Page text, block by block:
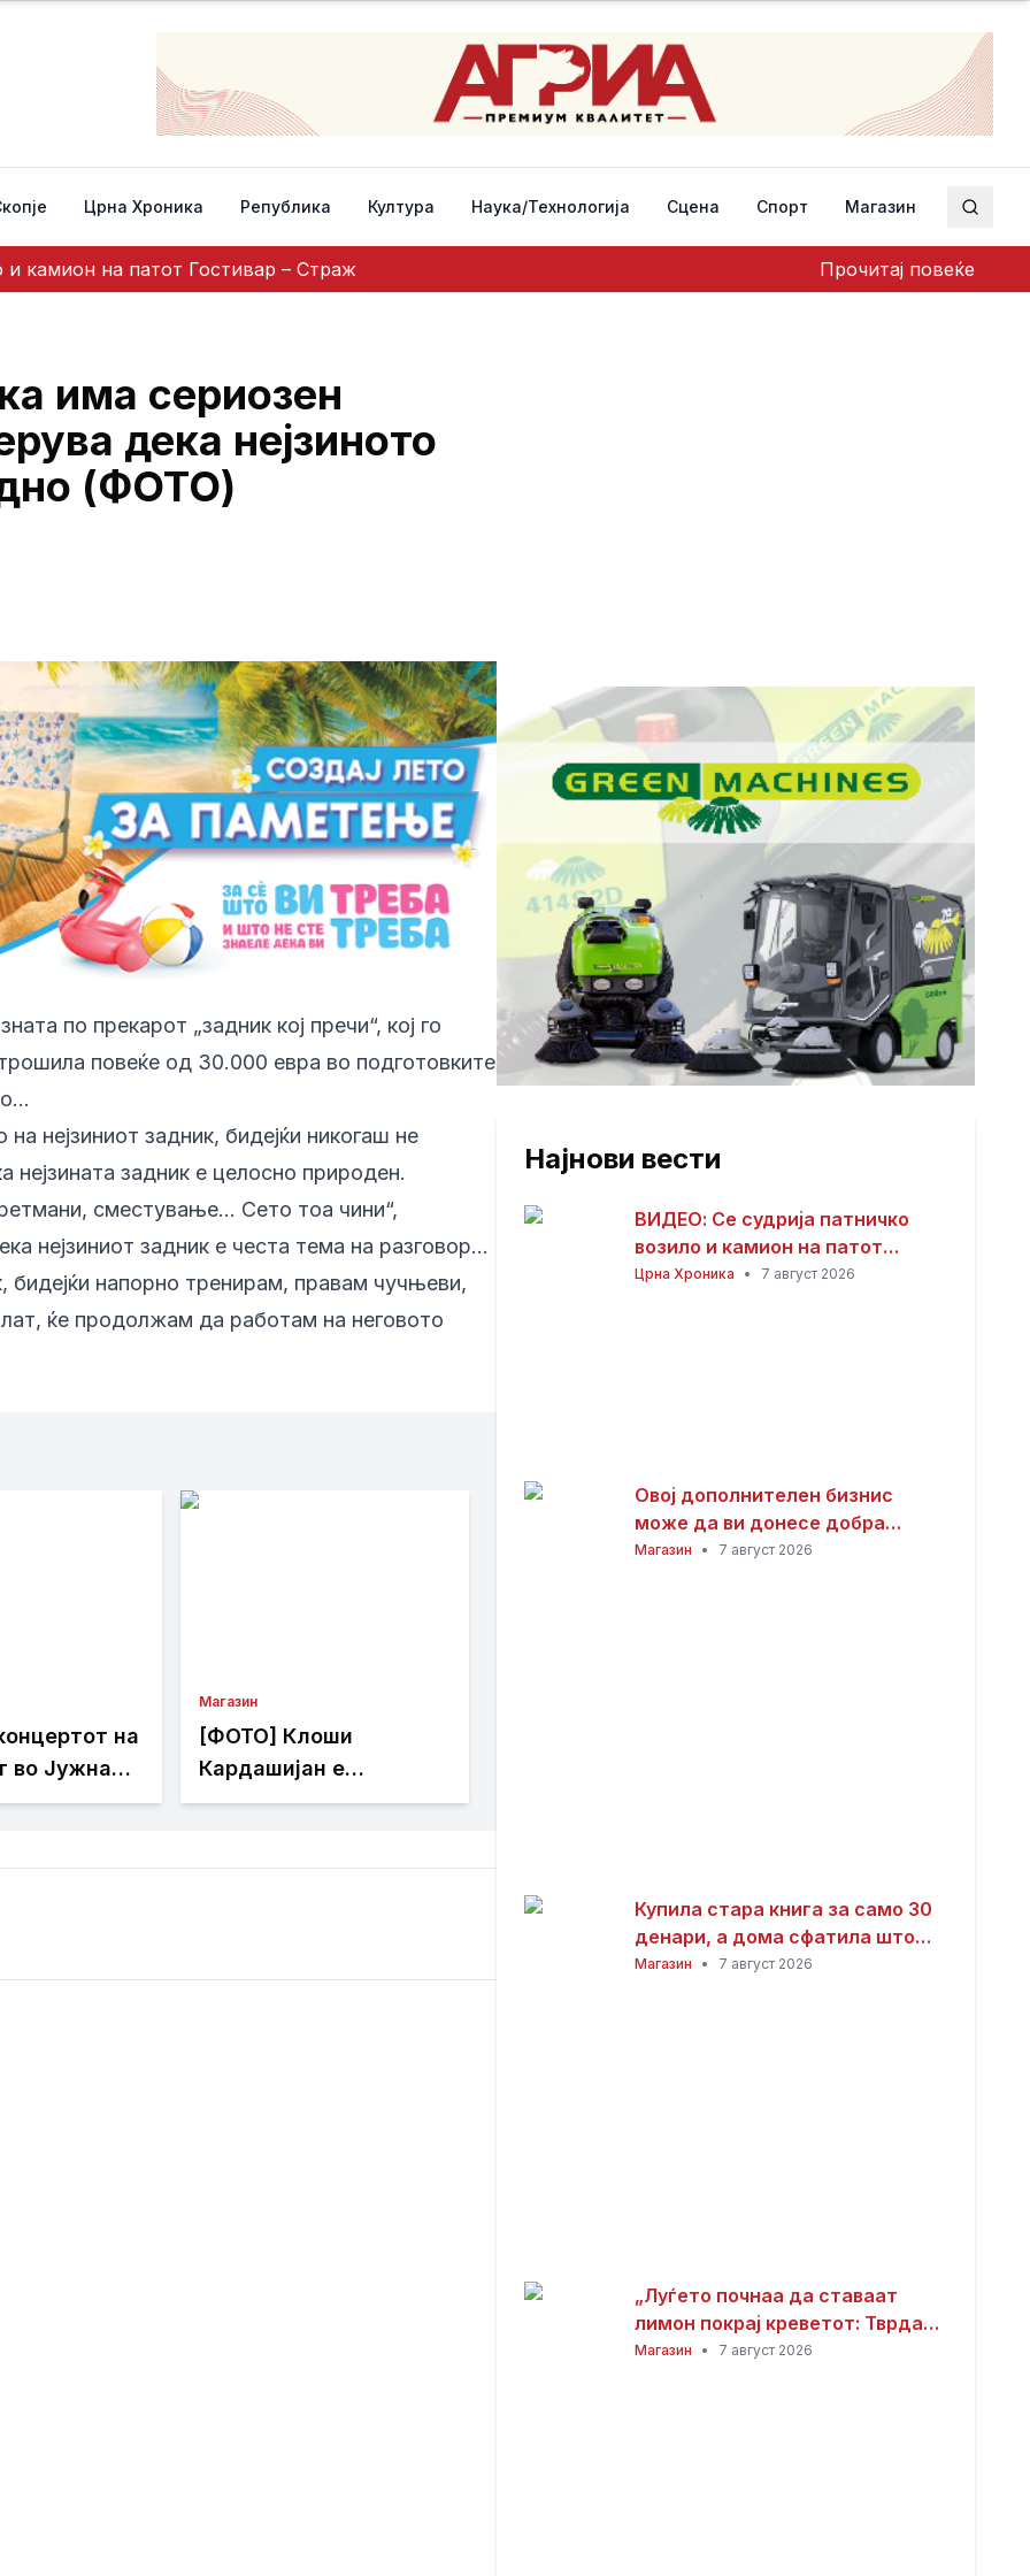
Црна Хроника Република Култура Наука/Технологија Сцена Спорт Магазин
камион на патот Гостивар – Страж Прочитај повеќе
има сериозен
дека нејзиното
(ФОТО)
по прекарот „задник кој пречи“, кој го
повеќе од 30.000 евра во подготовките
нејзиниот задник, бидејќи никогаш не
нејзината задник е целосно природен.
сместување… Сето тоа чини“,
нејзиниот задник е честа тема на разговор…
бидејќи напорно тренирам, правам чучњеви,
ќе продолжам да работам на неговото
на
во Јужна
Магазин
[ФОТО] Клоши
Кардашијан е
подготвена да го
само за еден маж: Го
Најнови вести
ВИДЕО: Се судрија патничко
возило и камион на патот
Гостивар – Страж
Црна Хроника • 7 август 2026
Овој дополнителен бизнис
може да ви донесе добра
заработка од дома: Не ви треба
Магазин • 7 август 2026
Купила стара книга за само 30
денари, а дома сфатила што
всушност пронашла: „Како да
Магазин • 7 август 2026
„Луѓето почнаа да ставаат
лимон покрај креветот: Тврдат
дека решава еден голем
Магазин • 7 август 2026